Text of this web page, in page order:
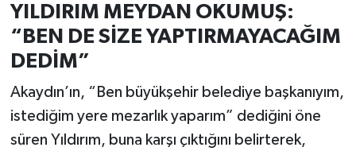
YILDIRIM MEYDAN OKUMUŞ:
“BEN DE SİZE YAPTIRMAYACAĞIM
DEDİM”
Akaydın’ın, “Ben büyükşehir belediye başkanıyım,
istediğim yere mezarlık yaparım” dediğini öne
süren Yıldırım, buna karşı çıktığını belirterek,